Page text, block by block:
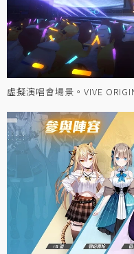
虛擬演唱會場景。VIVE